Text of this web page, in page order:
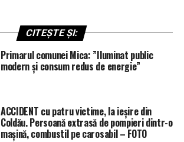
CITEȘTE ȘI:
Primarul comunei Mica: ”Iluminat public
modern și consum redus de energie”
ACCIDENT cu patru victime, la ieșire din
Coldău. Persoană extrasă de pompieri dintr-o
mașină, combustil pe carosabil – FOTO